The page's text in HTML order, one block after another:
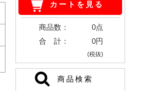
カートを見る
商品数：
0点
合 計：
0円
(税抜)
商品検索